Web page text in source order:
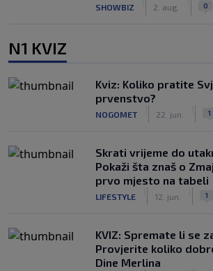
SHOWBIZ 2. aug. 0
N1 KVIZ
Kviz: Koliko pratite
prvenstvo?
NOGOMET 22. jun. 1
Skrati vrijeme do
Pokaži šta znaš o
prvo mjesto na tabeli
LIFESTYLE 12. jun. 1
KVIZ: Spremate li se
Provjerite koliko
Dine Merlina